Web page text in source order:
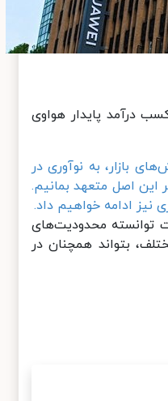
پایدار هواوی
بازار، به نوآوری در
اصل متعهد بمانیم.
ادامه خواهیم داد.
این شرکت توانسته محدودیت‌های
بتواند همچنان در